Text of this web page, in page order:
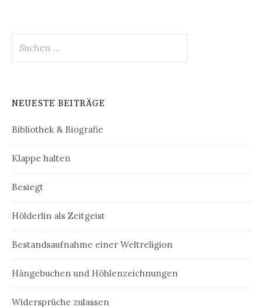
nach:
NEUESTE BEITRÄGE
Bibliothek & Biografie
Klappe halten
Besiegt
Hölderlin als Zeitgeist
Bestandsaufnahme einer Weltreligion
Hängebuchen und Höhlenzeichnungen
Widersprüche zulassen